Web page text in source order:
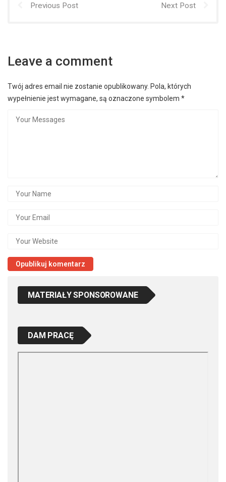
Previous Post Next Post
Leave a comment
Twój adres email nie zostanie opublikowany. Pola, których
wypełnienie jest wymagane, są oznaczone symbolem *
MATERIAŁY SPONSOROWANE
DAM PRACĘ